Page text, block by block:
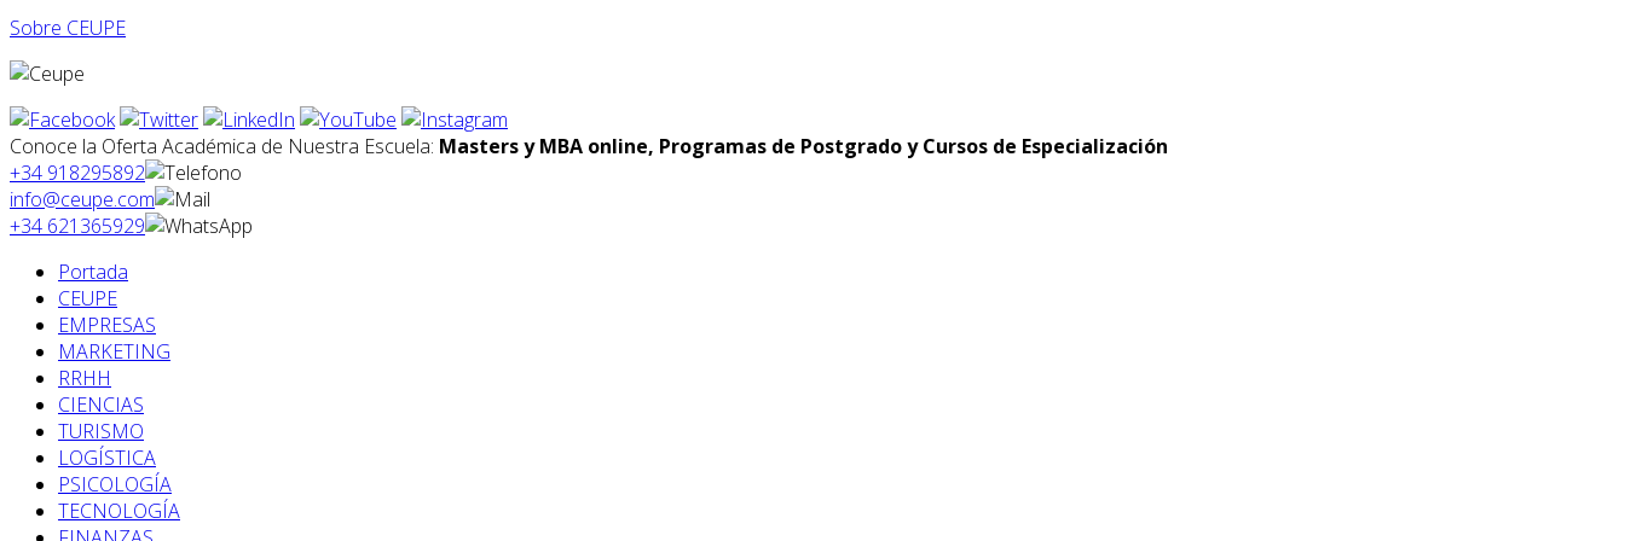
Sobre CEUPE
Conoce la Oferta Académica de Nuestra Escuela: Masters y MBA online, Programas de Postgrado y Cursos de Especialización
+34 918295892
info@ceupe.com
+34 621365929
Portada
CEUPE
EMPRESAS
MARKETING
RRHH
CIENCIAS
TURISMO
LOGÍSTICA
PSICOLOGÍA
TECNOLOGÍA